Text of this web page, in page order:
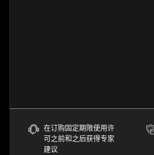
在订购固定期限使用许
可之前和之后获得专家
建议